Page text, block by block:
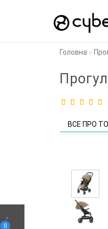
0
Головна
ВСЕ ПРО